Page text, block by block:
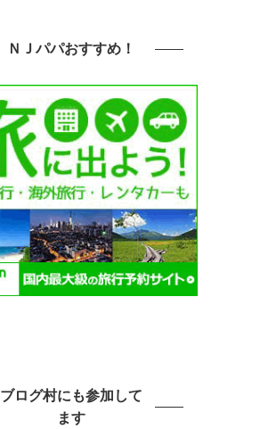
ＮＪパパおすすめ！
ブログ村にも参加して
ます